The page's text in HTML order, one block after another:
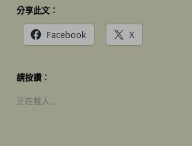
分享此文：
Facebook X
請按讚：
正在載入…